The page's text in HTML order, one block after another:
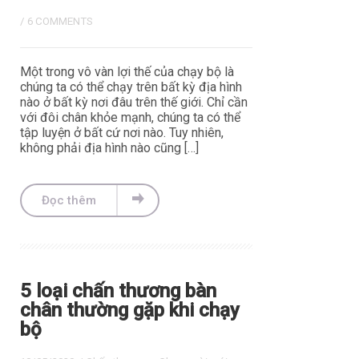
/ 6 COMMENTS
Một trong vô vàn lợi thế của chạy bộ là
chúng ta có thể chạy trên bất kỳ địa hình
nào ở bất kỳ nơi đâu trên thế giới. Chỉ cần
với đôi chân khỏe mạnh, chúng ta có thể
tập luyện ở bất cứ nơi nào. Tuy nhiên,
không phải địa hình nào cũng […]
Đọc thêm
5 loại chấn thương bàn
chân thường gặp khi chạy
bộ